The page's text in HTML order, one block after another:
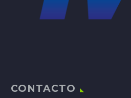
CONTACTO